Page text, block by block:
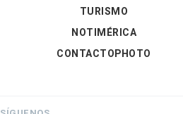
TURISMO
NOTIMÉRICA
CONTACTOPHOTO